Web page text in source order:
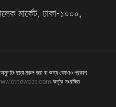
মার্কেট, ঢাকা-১০০০,
ছাড়া নকল করা বা অন্য কোথাও প্রকাশ
কর্তৃক সংরক্ষিত